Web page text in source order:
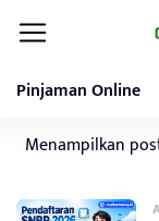
Pinjaman Online
Menampilkan